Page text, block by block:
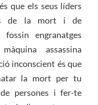
que els seus líders
de la mort i de
engranatges
assassina
inconscient és que
la mort per tu
persones i fer-te